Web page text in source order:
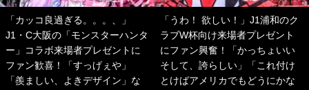
「カッコ良過ぎる。。。、」
J1・C大阪の「モンスターハンタ
ー」コラボ来場者プレゼントに
ファン歓喜！「すっげぇや」
「羨ましい、よきデザイン」な
「うわ！ 欲しい！」J1浦和のク
ラブW杯向け来場者プレゼント
にファン興奮！「かっちょいい
そして、誇らしい」「これ付け
とけばアメリカでもどうにかな